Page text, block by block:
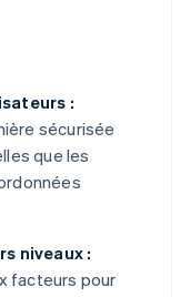
:
sécurisée
que les
niveaux :
facteurs pour